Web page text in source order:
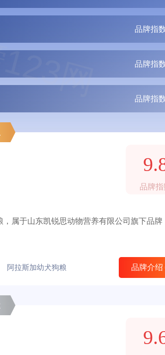
品牌指
品牌指
品牌指
品牌指
属于山东凯锐思动物营养有限公司旗下品牌
阿拉斯加幼犬狗粮 品牌介绍
网